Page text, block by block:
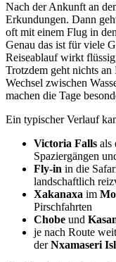
Nach der Ankunft an
Erkundungen. Dann
oft mit einem Flug in
Genau das ist für viele
Reiseablauf wirkt
Trotzdem geht nichts
Wechsel zwischen
machen die Tage
Ein typischer Verlauf
Victoria Falls als
Spaziergängen
Fly-in in die
landschaftlich
Xakanaxa im
Pirschfahrten
Chobe und
je nach Route
derNxamaseri